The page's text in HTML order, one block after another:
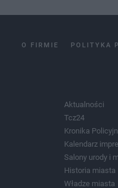
O FIRMIE POLITYKA
Aktualności
Tcz24
Kronika
Kalendarz
Salony urody i
Historia miasta
Władze miasta